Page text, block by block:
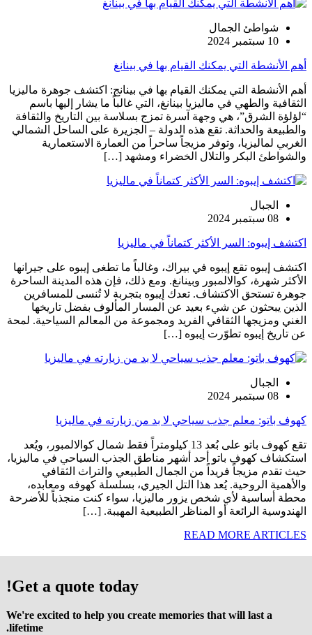
شواطئ الجمال
10 سبتمبر 2024
أهم الأنشطة التي يمكنك القيام بها في بينانغ
أهم الأنشطة التي يمكنك القيام بها في بينانج: اكتشف جوهرة ماليزيا
الثقافية والطهي في ماليزيا بينانغ، التي غالباً ما يشار إليها باسم
“لؤلؤة الشرق”، هي وجهة آسرة تمزج بسلاسة بين التاريخ والثقافة
والطبيعة والحداثة. تقع هذه الدولة – الجزيرة على الساحل الشمالي
الغربي لماليزيا، وتوفر مزيجاً ساحراً من العمارة الاستعمارية
والشواطئ البكر والتلال الخضراء ومشهد […]
الجبال
08 سبتمبر 2024
اكتشف إيبوه: السر الأكثر كتماناً في ماليزيا
اكتشف إيبوه تقع إيبوه في بيراك، وغالباً ما تطغى إيبوه على جيرانها
الأكثر شهرة، كوالالمبور وبينانغ. ومع ذلك، فإن هذه المدينة الساحرة
جوهرة تستحق الاكتشاف. تعدك إيبوه بتجربة لا تُنسى للمسافرين
الذين يبحثون عن شيء بعيد عن المسار المألوف بفضل تاريخها
الغني ومزيجها الثقافي الفريد ومجموعة من المعالم السياحية. لمحة
عن تاريخ إيبوه تطوّرت إيبوه […]
الجبال
08 سبتمبر 2024
كهوف باتو: معلم جذب سياحي لا بد من زيارته في ماليزيا
تقع كهوف باتو على بُعد 13 كيلومتراً فقط شمال كوالالمبور، ويُعد
استكشاف كهوف باتو أحد أشهر مناطق الجذب السياحي في ماليزيا،
حيث تقدم مزيجاً فريداً من الجمال الطبيعي والتراث الثقافي
والأهمية الروحية. يُعد هذا التل الجيري، بسلسلة كهوفه ومعابده،
محطة أساسية لأي شخص يزور ماليزيا، سواء كنت منجذباً للأضرحة
الهندوسية الرائعة أو المناظر الطبيعية المهيبة. […]
READ MORE ARTICLES
Get a quote today!
We're excited to help you create memories that will last a
lifetime.